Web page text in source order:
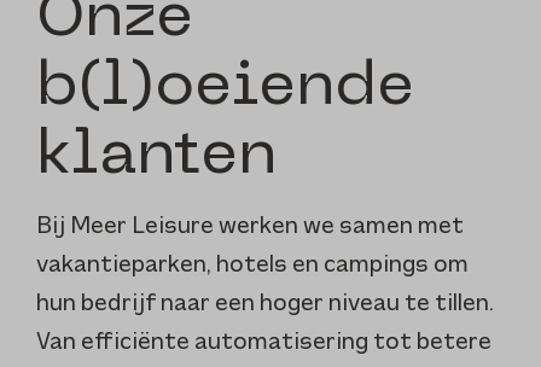
Onze
b(l)oeiende
klanten
Bij Meer Leisure werken we samen met
vakantieparken, hotels en campings om
hun bedrijf naar een hoger niveau te tillen.
Van efficiënte automatisering tot betere